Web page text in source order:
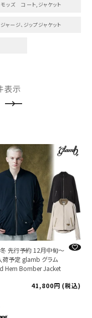
モッズ コート,ジャケット
ジャージ、ジップジャケット
表示
先行予約 12月中旬～
荷予定 glamb グラム
Hem Bomber Jacket
41,800
税込